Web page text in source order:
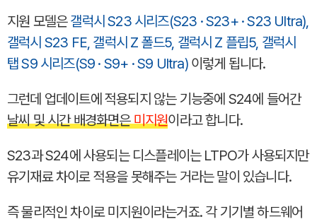
지원 모델은갤럭시 S23 시리즈(S23 · S23+ · S23 Ultra),
갤럭시 S23 FE, 갤럭시 Z 폴드5, 갤럭시 Z 플립5, 갤럭시
탭 S9 시리즈(S9 · S9+ · S9 Ultra)이렇게 됩니다.
그런데 업데이트에 적용되지 않는 기능중에 S24에 들어간
날씨 및 시간 배경화면은미지원이라고 합니다.
S23과 S24에 사용되는 디스플레이는 LTPO가 사용되지만
유기재료 차이로 적용을 못해주는 거라는 말이 있습니다.
즉 물리적인 차이로 미지원이라는거죠. 각 기기별 하드웨어